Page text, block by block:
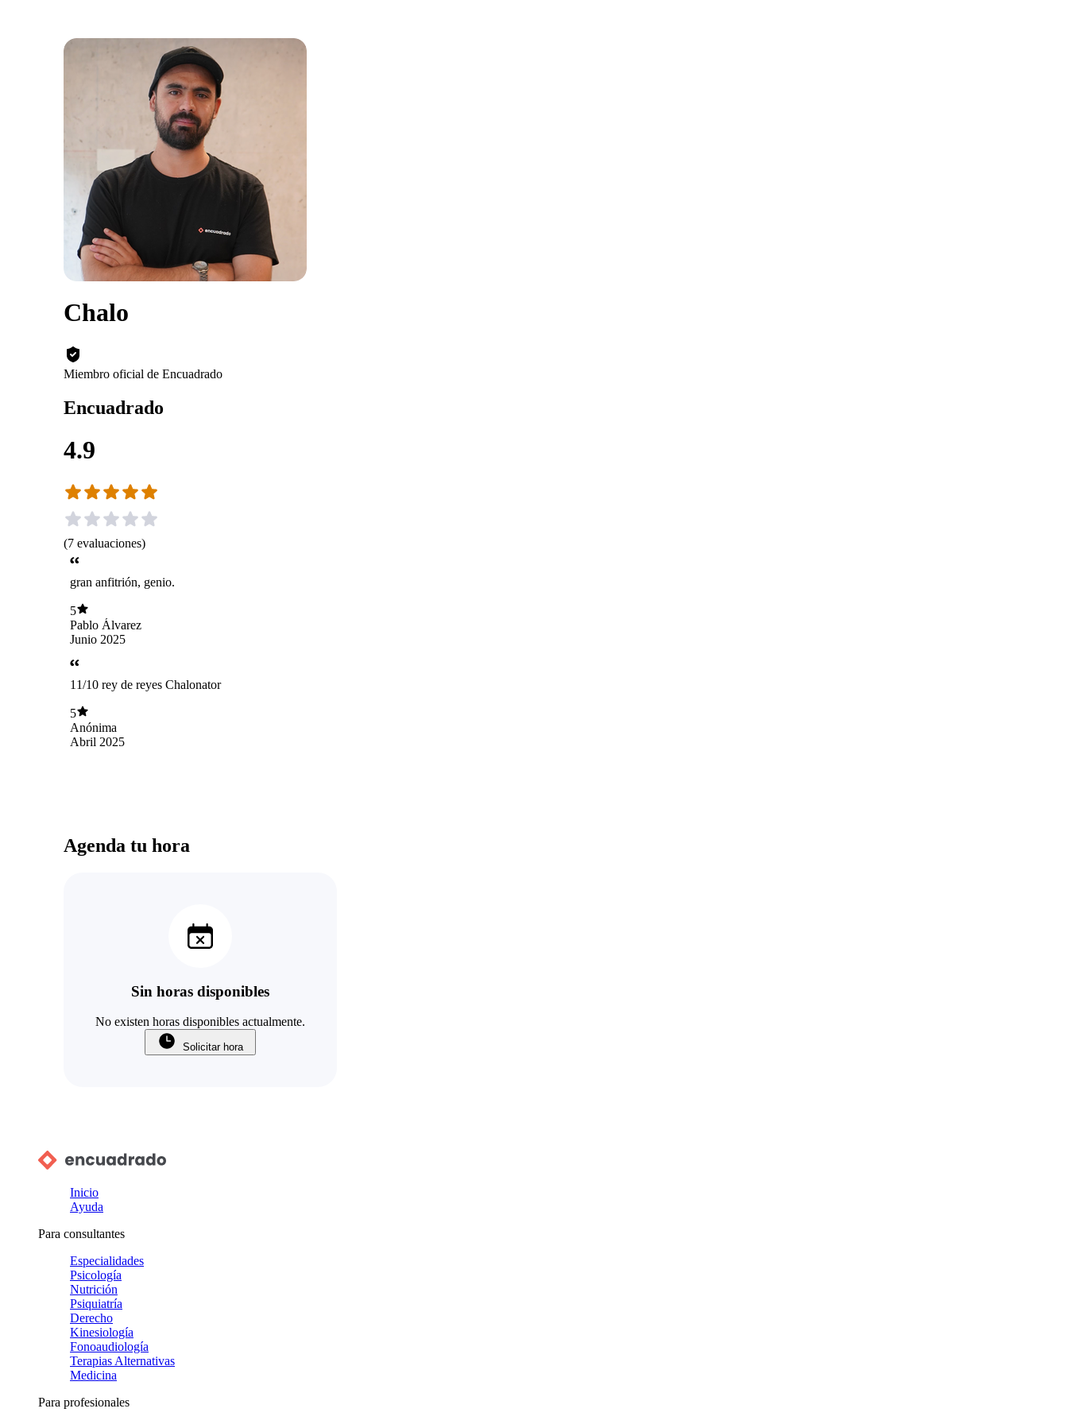
Chalo
Miembro oficial de Encuadrado
Encuadrado
4.9
(7 evaluaciones)
gran anfitrión, genio.
5
Pablo Álvarez
Junio 2025
11/10 rey de reyes Chalonator
5
Anónima
Abril 2025
Agenda tu hora
Sin horas disponibles
No existen horas disponibles actualmente.
Solicitar hora
Inicio
Ayuda
Para consultantes
Especialidades
Psicología
Nutrición
Psiquiatría
Derecho
Kinesiología
Fonoaudiología
Terapias Alternativas
Medicina
Para profesionales